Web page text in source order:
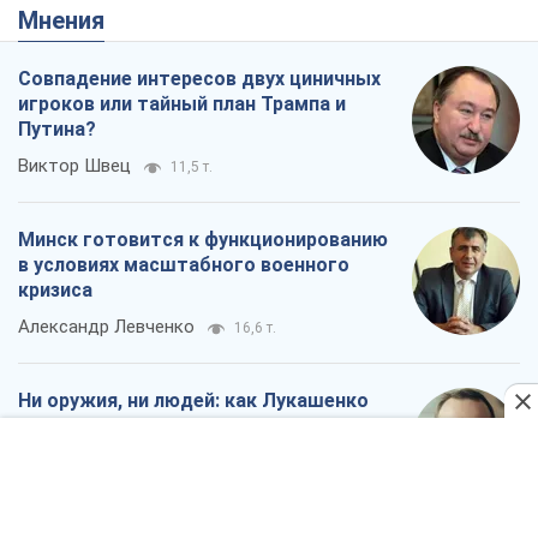
Мнения
Совпадение интересов двух циничных
игроков или тайный план Трампа и
Путина?
Виктор Швец 11,5 т.
Минск готовится к функционированию
в условиях масштабного военного
кризиса
Александр Левченко 16,6 т.
Ни оружия, ни людей: как Лукашенко